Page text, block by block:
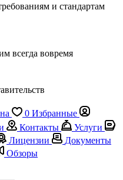
и стандартам
всегда вовремя
0 Избранные
Контакты
Услуги
Лицензии
Документы
Обзоры